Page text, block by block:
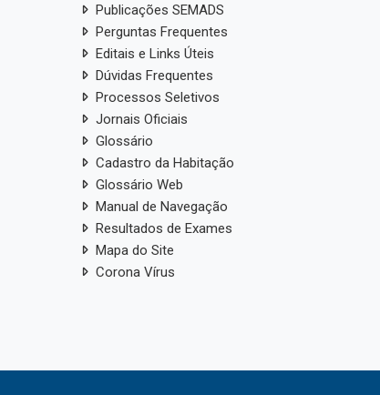
Publicações SEMADS
Perguntas Frequentes
Editais e Links Úteis
Dúvidas Frequentes
Processos Seletivos
Jornais Oficiais
Glossário
Cadastro da Habitação
Glossário Web
Manual de Navegação
Resultados de Exames
Mapa do Site
Corona Vírus